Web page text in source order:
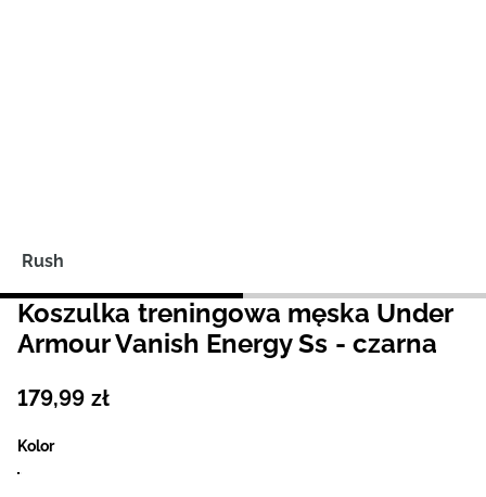
Rush
Koszulka treningowa męska Under
Armour Vanish Energy Ss - czarna
179,99 zł
Kolor